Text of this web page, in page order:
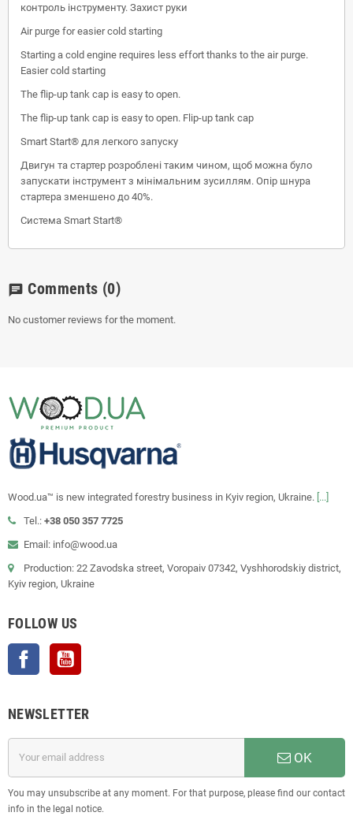
контроль інструменту. Захист руки
Air purge for easier cold starting
Starting a cold engine requires less effort thanks to the air purge.
Easier cold starting
The flip-up tank cap is easy to open.
The flip-up tank cap is easy to open. Flip-up tank cap
Smart Start® для легкого запуску
Двигун та стартер розроблені таким чином, щоб можна було
запускати інструмент з мінімальним зусиллям. Опір шнура
стартера зменшено до 40%.
Система Smart Start®
chat Comments (0)
No customer reviews for the moment.
Wood.ua™ is new integrated forestry business in Kyiv region, Ukraine. [...]
Tel.: +38 050 357 7725
Email: info@wood.ua
Production: 22 Zavodska street, Voropaiv 07342, Vyshhorodskiy district,
Kyiv region, Ukraine
FOLLOW US
Facebook
NEWSLETTER
OK
You may unsubscribe at any moment. For that purpose, please find our contact
info in the legal notice.